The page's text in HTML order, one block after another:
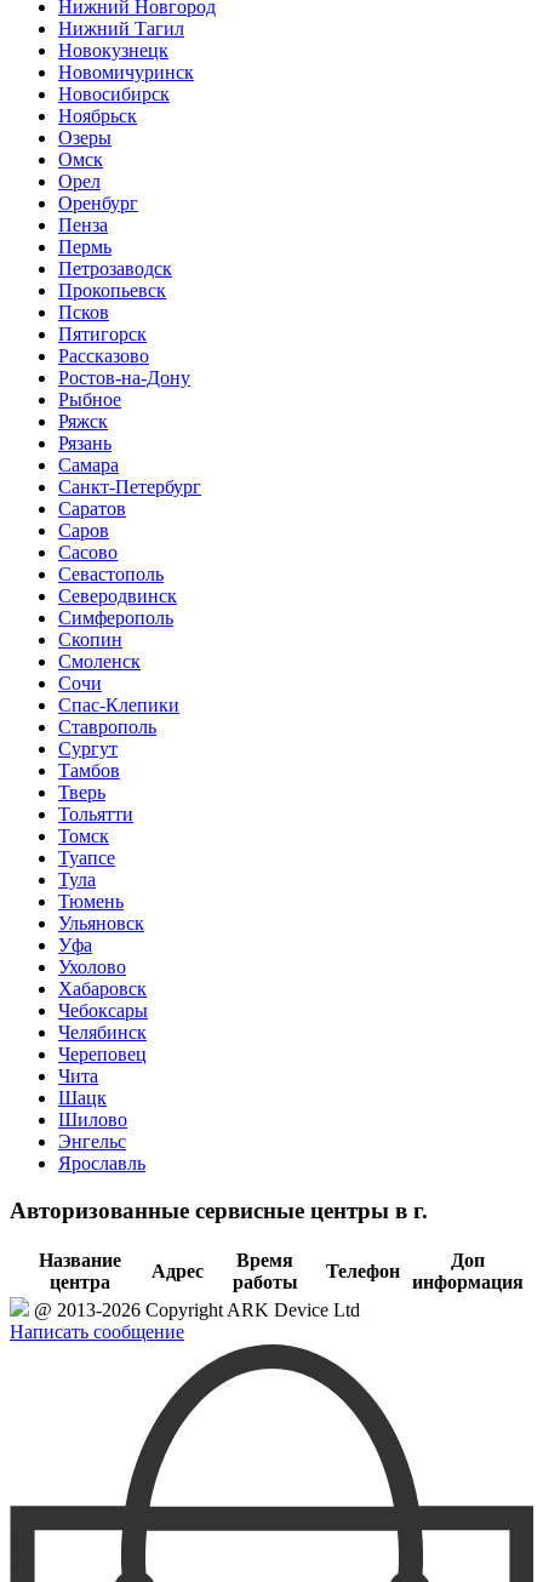
Нижний Новгород
Нижний Тагил
Новокузнецк
Новомичуринск
Новосибирск
Ноябрьск
Озеры
Омск
Орел
Оренбург
Пенза
Пермь
Петрозаводск
Прокопьевск
Псков
Пятигорск
Рассказово
Ростов-на-Дону
Рыбное
Ряжск
Рязань
Самара
Санкт-Петербург
Саратов
Саров
Сасово
Севастополь
Северодвинск
Симферополь
Скопин
Смоленск
Сочи
Спас-Клепики
Ставрополь
Сургут
Тамбов
Тверь
Тольятти
Томск
Туапсе
Тула
Тюмень
Ульяновск
Уфа
Ухолово
Хабаровск
Чебоксары
Челябинск
Череповец
Чита
Шацк
Шилово
Энгельс
Ярославль
Авторизованные сервисные центры в г.
Название
центра
Адрес
Время
работы
Телефон
Доп
информация
@ 2013-2026 Copyright ARK Device Ltd
Написать сообщение